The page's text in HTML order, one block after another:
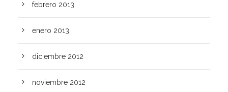
febrero 2013
enero 2013
diciembre 2012
noviembre 2012